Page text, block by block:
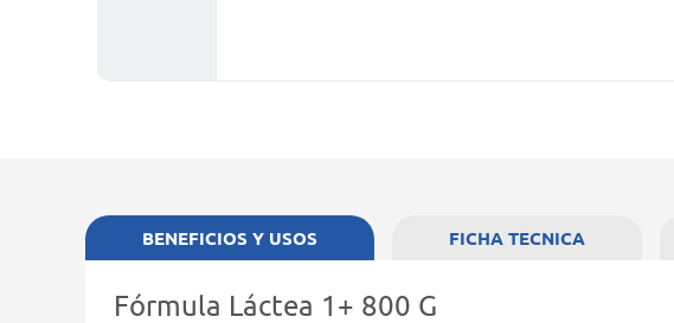
BENEFICIOS Y USOS
Fórmula Láctea 1+ 800 G
FICHA TECNICA